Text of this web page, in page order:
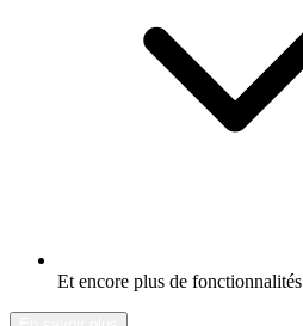
Et encore plus de fonctionnalités